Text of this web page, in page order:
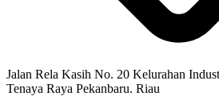
Jalan Rela Kasih No. 20 Kelurahan
Tenaya Raya Pekanbaru. Riau